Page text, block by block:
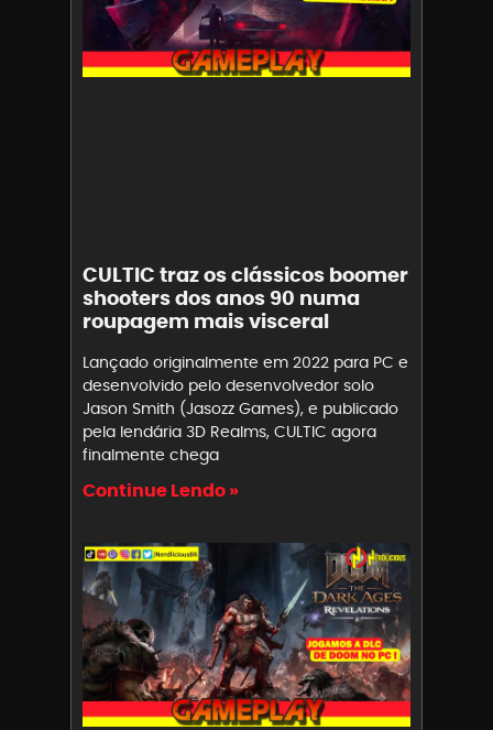
CULTIC traz os clássicos boomer
shooters dos anos 90 numa
roupagem mais visceral
Lançado originalmente em 2022 para PC e
desenvolvido pelo desenvolvedor solo
Jason Smith (Jasozz Games), e publicado
pela lendária 3D Realms, CULTIC agora
finalmente chega
Continue Lendo »